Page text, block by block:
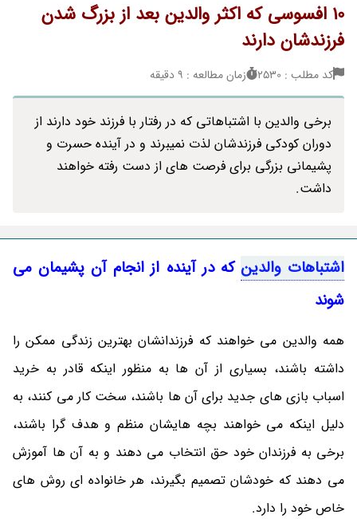
10 افسوسی که اکثر والدین بعد از بزرگ شدن
فرزندشان دارند
کد مطلب : 2530 زمان مطالعه : 9 دقیقه
برخی والدین با اشتباهاتی که در رفتار با فرزند خود دارند از
دوران کودکی فرزندشان لذت نمیبرند و در آینده حسرت و
پشیمانی بزرگی برای فرصت های از دست رفته خواهند
داشت.
اشتباهات والدین که در آینده از انجام آن پشیمان می
شوند
همه والدین می خواهند که فرزندانشان بهترین زندگی ممکن را
داشته باشند، بسیاری از آن ها به منظور اینکه قادر به خرید
اسباب بازی های جدید برای آن ها باشند، سخت کار می کنند، به
دلیل اینکه می خواهند بچه هایشان منظم و هدف گرا باشند،
برخی به فرزندان خود حق انتخاب می دهند و به آن ها آموزش
می دهند که خودشان تصمیم بگیرند، هر خانواده ای روش های
خاص خود را دارد.